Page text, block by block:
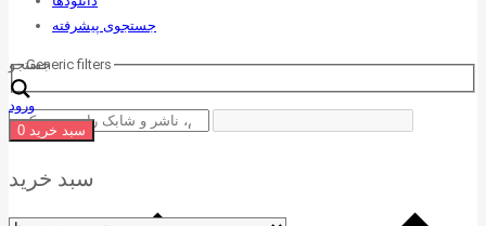
جستجوی پیشرفته
جستجو
Generic filters
ورود
سبد خرید 0
سبد خرید